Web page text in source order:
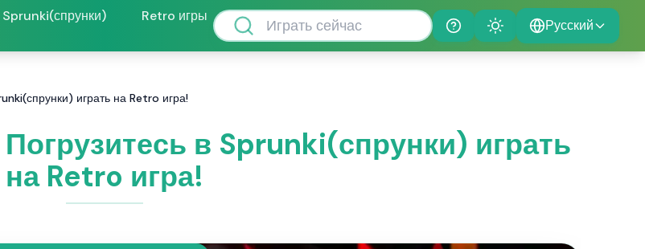
Sprunki(спрунки)
Retro игры
Help
Theme Русский
играть на Retro игра!
в Sprunki(спрунки) играть
на Retro игра!